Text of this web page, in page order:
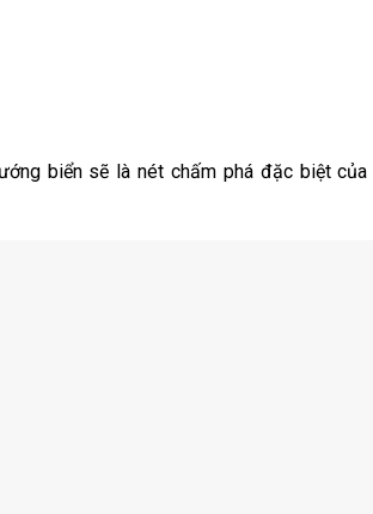
biển sẽ là nét chấm phá đặc biệt